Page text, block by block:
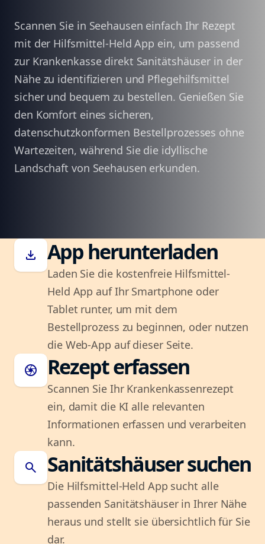
Scannen Sie in Seehausen einfach Ihr Rezept
mit der Hilfsmittel-Held App ein, um passend
zur Krankenkasse direkt Sanitätshäuser in der
Nähe zu identifizieren und Pflegehilfsmittel
sicher und bequem zu bestellen. Genießen Sie
den Komfort eines sicheren,
datenschutzkonformen Bestellprozesses ohne
Wartezeiten, während Sie die idyllische
Landschaft von Seehausen erkunden.
download App herunterladen
Laden Sie die kostenfreie Hilfsmittel-
Held App auf Ihr Smartphone oder
Tablet runter, um mit dem
Bestellprozess zu beginnen, oder nutzen
die Web-App auf dieser Seite.
camera Rezept erfassen
Scannen Sie Ihr Krankenkassenrezept
ein, damit die KI alle relevanten
Informationen erfassen und verarbeiten
kann.
search Sanitätshäuser suchen
Die Hilfsmittel-Held App sucht alle
passenden Sanitätshäuser in Ihrer Nähe
heraus und stellt sie übersichtlich für Sie
dar.